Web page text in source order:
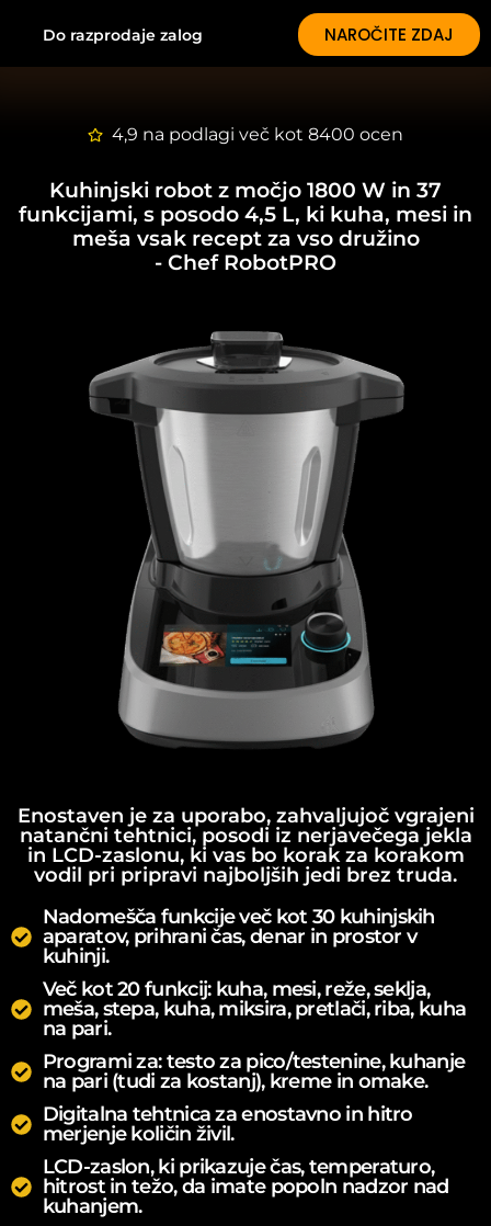
Do razprodaje zalog NAROČITE ZDAJ
4,9 na podlagi več kot 8400 ocen
Kuhinjski robot z močjo 1800 W in 37
funkcijami, s posodo 4,5 L, ki kuha, mesi in
meša vsak recept za vso družino
- Chef RobotPRO
Enostaven je za uporabo, zahvaljujoč vgrajeni
natančni tehtnici, posodi iz nerjavečega jekla
in LCD-zaslonu, ki vas bo korak za korakom
vodil pri pripravi najboljših jedi brez truda.
Nadomešča funkcije več kot 30 kuhinjskih
aparatov, prihrani čas, denar in prostor v
kuhinji.
Več kot 20 funkcij: kuha, mesi, reže, seklja,
meša, stepa, kuha, miksira, pretlači, riba, kuha
na pari.
Programi za: testo za pico/testenine, kuhanje
na pari (tudi za kostanj), kreme in omake.
Digitalna tehtnica za enostavno in hitro
merjenje količin živil.
LCD-zaslon, ki prikazuje čas, temperaturo,
hitrost in težo, da imate popoln nadzor nad
kuhanjem.